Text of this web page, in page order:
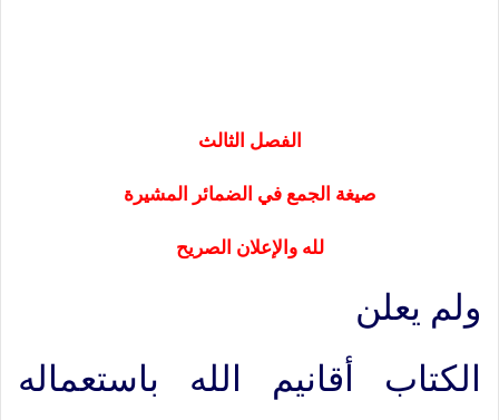
الفصل الثالث
صيغة الجمع في الضمائر المشيرة
لله والإعلان الصريح
ولم يعلن
الكتاب أقانيم الله باستعماله